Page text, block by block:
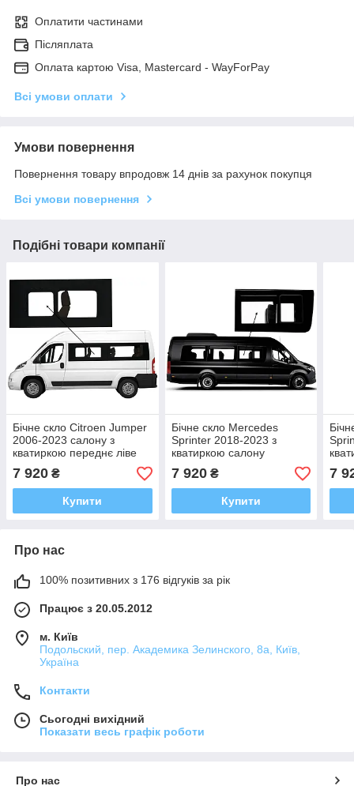
Оплатити частинами
Післяплата
Оплата картою Visa, Mastercard - WayForPay
Всі умови оплати
Умови повернення
Повернення товару впродовж 14 днів за рахунок покупця
Всі умови повернення
Подібні товари компанії
Бічне скло Citroen Jumper
2006-2023 салону з
кватиркою переднє ліве
середня база
7 920 ₴
Купити
Бічне скло Mercedes
Sprinter 2018-2023 з
кватиркою салону
переднє праве
7 920₴
Купити
7
Про нас
100% позитивних з 176 відгуків за рік
Працює з 20.05.2012
м. Київ
Подольский, пер. Академика Зелинского, 8а, Київ,
Україна
Контакти
Сьогодні вихідний
Показати весь графік роботи
Про нас